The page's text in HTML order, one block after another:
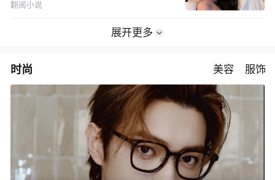
翻阅小说
展开更多
时尚 美容 服饰